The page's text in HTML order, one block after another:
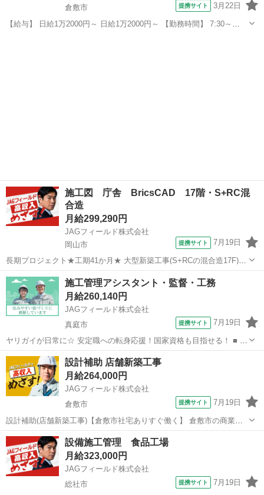
倉敷市
提携サイト 3月22日
【給与】 日給1万2000円～ 日給1万2000円～ 【勤務時間】 7:30～
施工図 庁舎 BricsCAD 17階・S+RC混
合造
月給299,290円
JAGフィールド株式会社
岡山市
提携サイト 7月19日
長期プロジェクト★工期41か月★ 大型新築工事(S+RCの混合造17F)に
おいて図面経験が豊かなエンジニアを1名探しております♪ スーパーゼ
ネコンでの就業経験がある方は大歓迎！！ 【担当業務】 建築施工図
■図面...
岡山 岡山市 その他
施工管理アシスタント・監督・工務
月給260,140円
JAGフィールド株式会社
真庭市
提携サイト 7月19日
ヤリガイが日常に☆ 安定職への転身応援！国家資格も目指せる！ ■ 募
集概要 建設プロジェクトを進行するためのマネジメント業務をお任せ
します。 ■ 主な業務内容 ・安全管理(事故や怪我の防止) ・工程管理
(資材や職人手配...
岡山 真庭市 その他
設計補助 店舗新築工事
月給264,000円
JAGフィールド株式会社
倉敷市
提携サイト 7月19日
設計補助(店舗新築工事)【倉敷市社宅ありすぐ働く】 倉敷市の商業施
設新築工事における設計補助です。RC造大型店舗のプロット図の作図
～修正をお願いします＜業務内容＞◇図面作成及び修正◇施工担当と
の打合せ対応◇申請書類作成及...
岡山 倉敷市 その他
設備施工管理 食品工場
月給323,000円
JAGフィールド株式会社
総社市
提携サイト 7月19日